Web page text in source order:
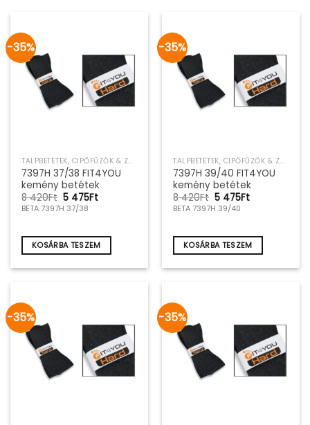
-35%
TALPBETÉTEK, CIPŐFŰZŐK & ZOKNIK
7397H 37/38 FIT4YOU
kemény betétek
8 420Ft Original
price
was:
420Ft.
5 475FtCurrent
475Ft.
BETA 7397H 37/38
KOSÁRBA TESZEM
-35%
TALPBETÉTEK, CIPŐFŰZŐK & ZOKNIK
7397H 39/40 FIT4YOU
kemény betétek
8 420Ft Original
price
was:
420Ft.
5 475FtCurrent
475Ft.
BETA 7397H 39/40
KOSÁRBA TESZEM
-35% -35%